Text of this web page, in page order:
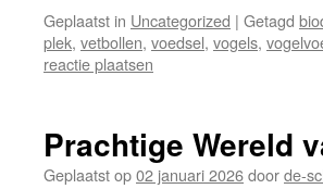
Geplaatst in Uncategorized | Getagd
plek, vetbollen, voedsel, vogels,
reactie plaatsen
Prachtige Wereld
Geplaatst op02 januari 2026doorde-